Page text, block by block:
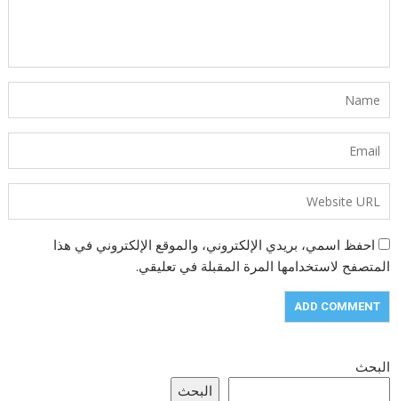
احفظ اسمي، بريدي الإلكتروني، والموقع الإلكتروني في هذا
المتصفح لاستخدامها المرة المقبلة في تعليقي.
البحث
البحث